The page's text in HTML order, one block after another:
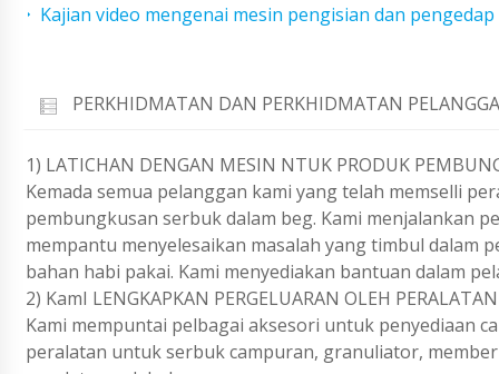
Kajian video mengenai mesin pengisian dan
PERKHIDMATAN DAN PERKHIDMATAN
1) LATICHAN DENGAN MESIN NTUK PRODUK
Kemada semua pelanggan kami yang telah memselli
pembungkusan serbuk dalam beg. Kami menjalankan
mempantu menyelesaikan masalah yang timbul dalam
bahan habi pakai. Kami menyediakan bantuan dalam
2) KamI LENGKAPKAN PERGELUARAN OLEH
Kami mempuntai pelbagai aksesori untuk penyediaan
peralatan untuk serbuk campuran, granuliator,